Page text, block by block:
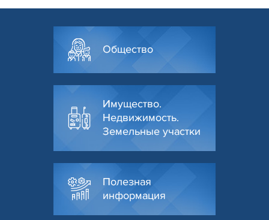
Общество
Имущество.
Недвижимость.
Земельные участки
Полезная
информация